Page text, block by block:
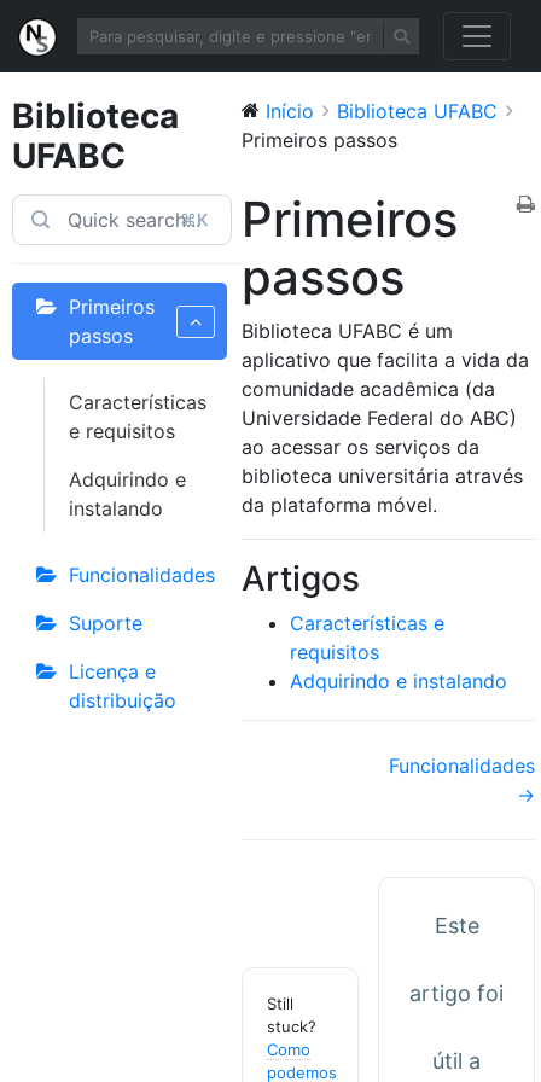
Biblioteca
UFABC
⌘K
Primeiros
passos
Características
e requisitos
Adquirindo e
instalando
Funcionalidades
Suporte
Licença e
distribuição
Início
Biblioteca UFABC
Primeiros passos
Primeiros
passos
Biblioteca UFABC é um
aplicativo que facilita a vida da
comunidade acadêmica (da
Universidade Federal do ABC)
ao acessar os serviços da
biblioteca universitária através
da plataforma móvel.
Artigos
Características e
requisitos
Adquirindo e instalando
NavegaçãoFuncionalidades
→
Still
stuck?
Como
podemos
Este
artigo foi
útil a